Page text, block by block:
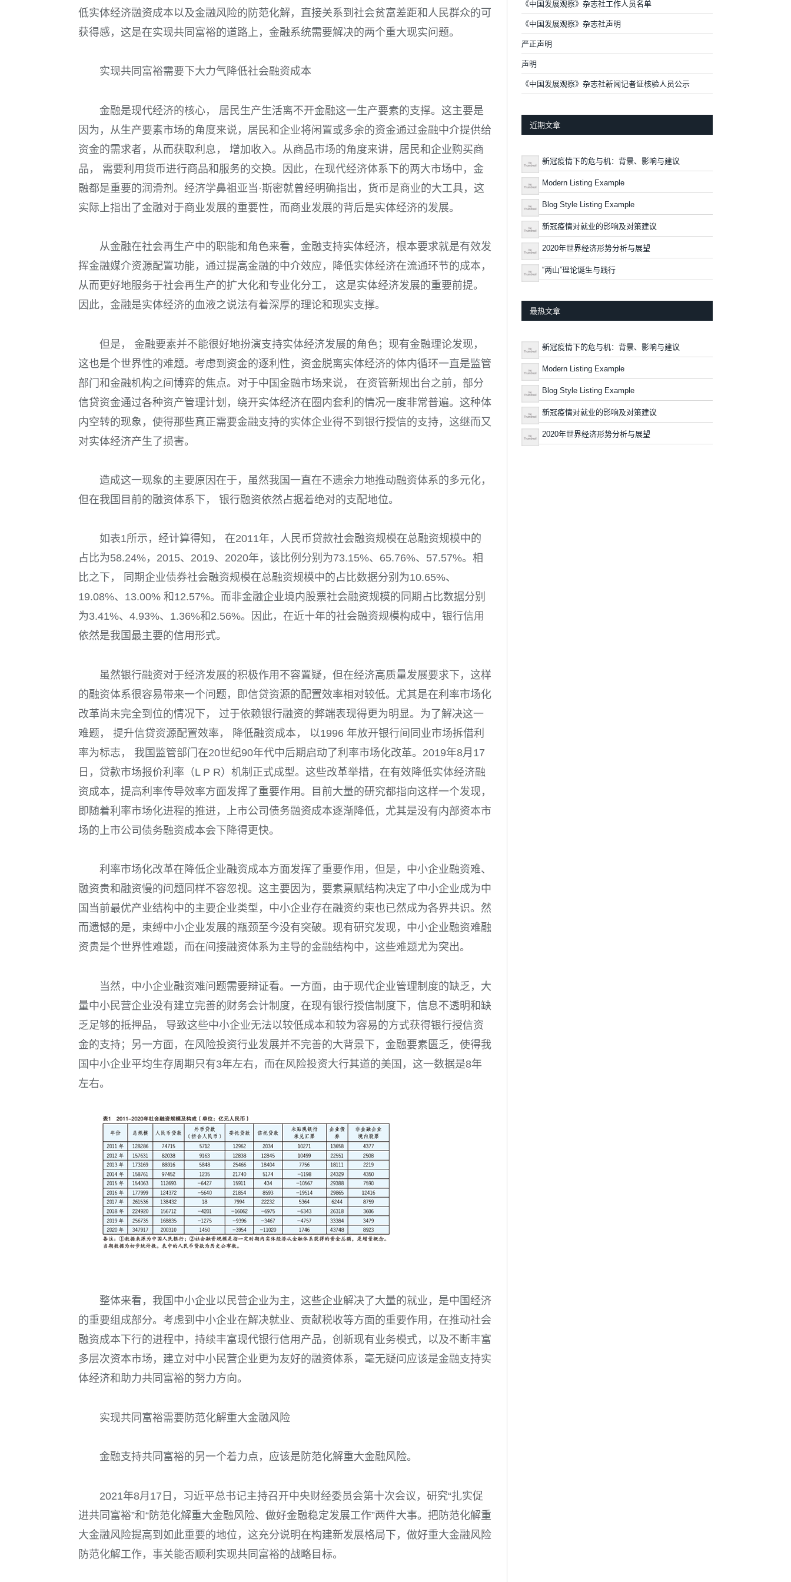
低实体经济融资成本以及金融风险的防范化解，直接关系到社会贫富差距和人民群众的可
获得感，这是在实现共同富裕的道路上，金融系统需要解决的两个重大现实问题。
实现共同富裕需要下大力气降低社会融资成本
金融是现代经济的核心， 居民生产生活离不开金融这一生产要素的支撑。这主要是
因为，从生产要素市场的角度来说，居民和企业将闲置或多余的资金通过金融中介提供给
资金的需求者，从而获取利息， 增加收入。从商品市场的角度来讲，居民和企业购买商
品， 需要利用货币进行商品和服务的交换。因此，在现代经济体系下的两大市场中，金
融都是重要的润滑剂。经济学鼻祖亚当·斯密就曾经明确指出，货币是商业的大工具，这
实际上指出了金融对于商业发展的重要性，而商业发展的背后是实体经济的发展。
从金融在社会再生产中的职能和角色来看，金融支持实体经济，根本要求就是有效发
挥金融媒介资源配置功能，通过提高金融的中介效应，降低实体经济在流通环节的成本，
从而更好地服务于社会再生产的扩大化和专业化分工， 这是实体经济发展的重要前提。
因此，金融是实体经济的血液之说法有着深厚的理论和现实支撑。
但是， 金融要素并不能很好地扮演支持实体经济发展的角色；现有金融理论发现，
这也是个世界性的难题。考虑到资金的逐利性，资金脱离实体经济的体内循环一直是监管
部门和金融机构之间博弈的焦点。对于中国金融市场来说， 在资管新规出台之前，部分
信贷资金通过各种资产管理计划，绕开实体经济在圈内套利的情况一度非常普遍。这种体
内空转的现象，使得那些真正需要金融支持的实体企业得不到银行授信的支持，这继而又
对实体经济产生了损害。
造成这一现象的主要原因在于，虽然我国一直在不遗余力地推动融资体系的多元化，
但在我国目前的融资体系下， 银行融资依然占据着绝对的支配地位。
如表1所示，经计算得知， 在2011年，人民币贷款社会融资规模在总融资规模中的
占比为58.24%， 2015、 2019、 2020年，该比例分别为73.15%、 65.76%、 57.57%。相
比之下， 同期企业债券社会融资规模在总融资规模中的占比数据分别为10.65%、
19.08%、 13.00% 和 12.57%。而非金融企业境内股票社会融资规模的同期占比数据分别
为3.41%、 4.93%、 1.36%和 2.56%。因此，在近十年的社会融资规模构成中，银行信用
依然是我国最主要的信用形式。
虽然银行融资对于经济发展的积极作用不容置疑，但在经济高质量发展要求下，这样
的融资体系很容易带来一个问题，即信贷资源的配置效率相对较低。尤其是在利率市场化
改革尚未完全到位的情况下， 过于依赖银行融资的弊端表现得更为明显。为了解决这一
难题， 提升信贷资源配置效率， 降低融资成本， 以1996 年放开银行间同业市场拆借利
率为标志， 我国监管部门在20世纪90年代中后期启动了利率市场化改革。 2019年8月 17
日，贷款市场报价利率（L P R）机制正式成型。这些改革举措，在有效降低实体经济融
资成本，提高利率传导效率方面发挥了重要作用。目前大量的研究都指向这样一个发现，
即随着利率市场化进程的推进，上市公司债务融资成本逐渐降低，尤其是没有内部资本市
场的上市公司债务融资成本会下降得更快。
利率市场化改革在降低企业融资成本方面发挥了重要作用，但是，中小企业融资难、
融资贵和融资慢的问题同样不容忽视。这主要因为，要素禀赋结构决定了中小企业成为中
国当前最优产业结构中的主要企业类型，中小企业存在融资约束也已然成为各界共识。然
而遗憾的是，束缚中小企业发展的瓶颈至今没有突破。现有研究发现，中小企业融资难融
资贵是个世界性难题，而在间接融资体系为主导的金融结构中，这些难题尤为突出。
当然，中小企业融资难问题需要辩证看。一方面，由于现代企业管理制度的缺乏，大
量中小民营企业没有建立完善的财务会计制度，在现有银行授信制度下，信息不透明和缺
乏足够的抵押品， 导致这些中小企业无法以较低成本和较为容易的方式获得银行授信资
金的支持；另一方面，在风险投资行业发展并不完善的大背景下，金融要素匮乏，使得我
国中小企业平均生存周期只有3年左右，而在风险投资大行其道的美国，这一数据是8年
左右。
整体来看，我国中小企业以民营企业为主，这些企业解决了大量的就业，是中国经济
的重要组成部分。考虑到中小企业在解决就业、贡献税收等方面的重要作用，在推动社会
融资成本下行的进程中，持续丰富现代银行信用产品，创新现有业务模式，以及不断丰富
多层次资本市场，建立对中小民营企业更为友好的融资体系，毫无疑问应该是金融支持实
体经济和助力共同富裕的努力方向。
实现共同富裕需要防范化解重大金融风险
金融支持共同富裕的另一个着力点，应该是防范化解重大金融风险。
2021年8月 17 日，习近平总书记主持召开中央财经委员会第十次会议，研究“扎实促
进共同富裕”和“防范化解重大金融风险、做好金融稳定发展工作”两件大事。把防范化解重
大金融风险提高到如此重要的地位，这充分说明在构建新发展格局下，做好重大金融风险
防范化解工作，事关能否顺利实现共同富裕的战略目标。
《中国发展观察》杂志社工作人员名单
《中国发展观察》杂志社声明
严正声明
声明
《中国发展观察》杂志社新闻记者证核验人员公示
近期文章
新冠疫情下的危与机：背景、影响与建议
Modern Listing Example
Blog Style Listing Example
新冠疫情对就业的影响及对策建议
2020年世界经济形势分析与展望
“两山”理论诞生与践行
最热文章
新冠疫情下的危与机：背景、影响与建议
Modern Listing Example
Blog Style Listing Example
新冠疫情对就业的影响及对策建议
2020年世界经济形势分析与展望